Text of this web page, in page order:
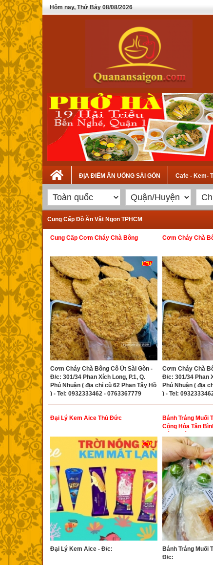
Hôm nay, Thứ Bảy 08/08/2026
ĐỊA ĐIỂM ĂN UỐNG SÀI GÒN Cafe - Kem-
Cung Cấp Đồ Ăn Vặt Ngon TPHCM
Cung Cấp Cơm Cháy Chà Bông
Cơm Cháy Chà Bông Cô Út Sài Gòn -
Đ/c: 301/34 Phan Xích Long, P.1, Q.
Phú Nhuận ( địa chỉ cũ 62 Phan Tây Hồ
) - Tel: 0932333462 - 0763367779
Cơm Cháy Chà
Cơm Cháy Chà
Đ/c: 301/34 Phan
Phú Nhuận ( địa
) - Tel:
Đại Lý Kem Aice Thủ Đức
Đại Lý Kem Aice - Đ/c:
Bánh Tráng Muối
Cộng Hòa Tân
Bánh Tráng Muối
Đ/c: